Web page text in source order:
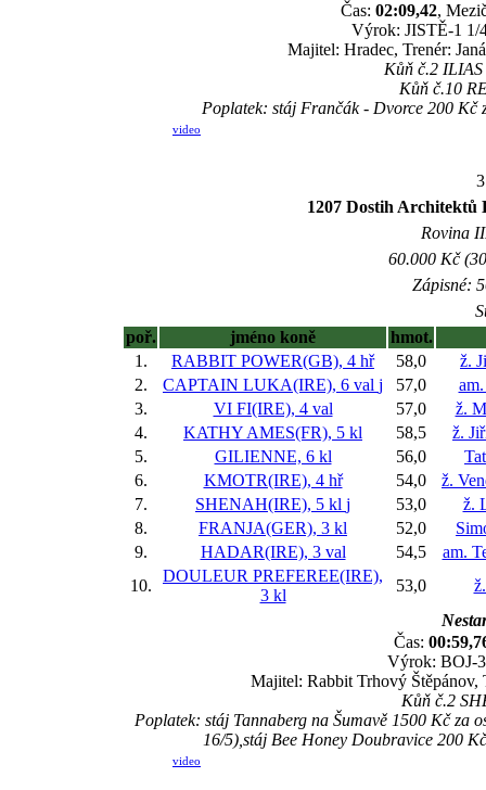
Čas: 02:09,42,
Výrok: JISTĚ-1 1/
Majitel: Hradec, Trenér:
Kůň č.2
Kůň č.10
Poplatek: stáj Frančák - Dvorce 200 Kč
video
1207 Dostih Architektů
Rovina
60.000 Kč
Zápisné:
poř.
jméno koně
hmot.
1.
RABBIT POWER(GB), 4 hř 58,0
ž.
2.
CAPTAIN LUKA(IRE), 6 val j 57,0
3.
VI FI(IRE), 4 val 57,0
ž.
4.
KATHY AMES(FR), 5 kl 58,5
ž.
5.
GILIENNE, 6 kl 56,0
6.
KMOTR(IRE), 4 hř 54,0
ž.
7.
SHENAH(IRE), 5 kl j 53,0
ž.
8.
FRANJA(GER), 3 kl 52,0
9.
HADAR(IRE), 3 val 54,5
am.
10.
DOULEUR PREFEREE(IRE),
3 kl
53,0
Čas:
Výrok: BOJ-
Majitel: Rabbit Trhový
Kůň č.2
Poplatek: stáj Tannaberg na Šumavě 1500 Kč za
16/5),stáj Bee Honey Doubravice 200
video